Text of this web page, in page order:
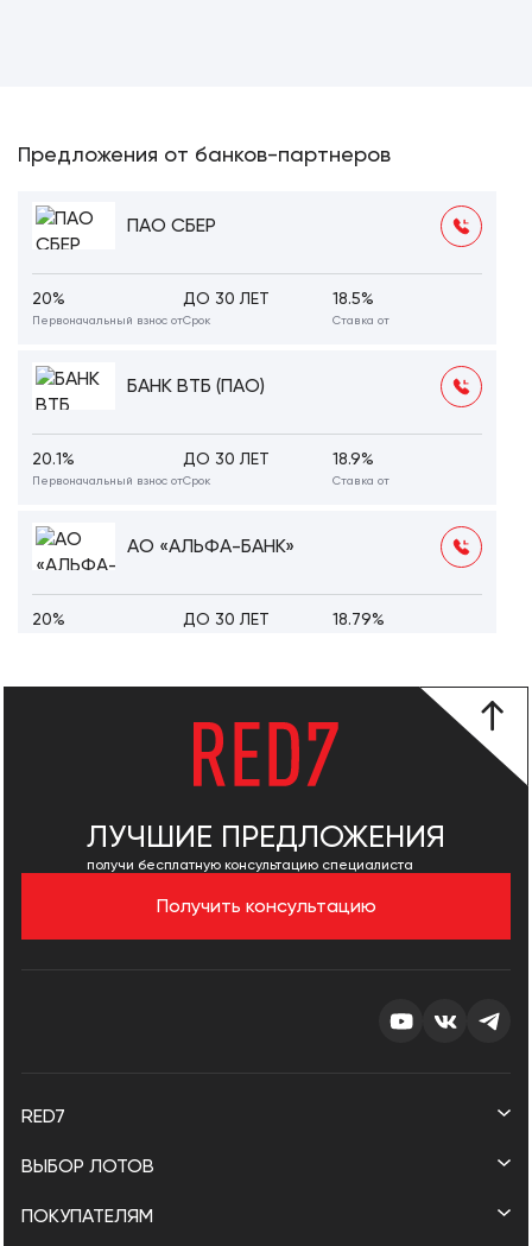
Предложения от банков-партнеров
ПАО СБЕР
Ставка от
18.5%
Первоначальный взнос от
20%
Срок
ДО 30 ЛЕТ
БАНК ВТБ (ПАО)
Ставка от
18.9%
Первоначальный взнос от
20.1%
Срок
ДО 30 ЛЕТ
АО «АЛЬФА-БАНК»
18.79%
20% ДО 30 ЛЕТ
ДО 30 ЛЕТ
ЛУЧШИЕ ПРЕДЛОЖЕНИЯ
получи бесплатную консультацию специалиста
Получить консультацию
RED7
ВЫБОР ЛОТОВ
ПОКУПАТЕЛЯМ